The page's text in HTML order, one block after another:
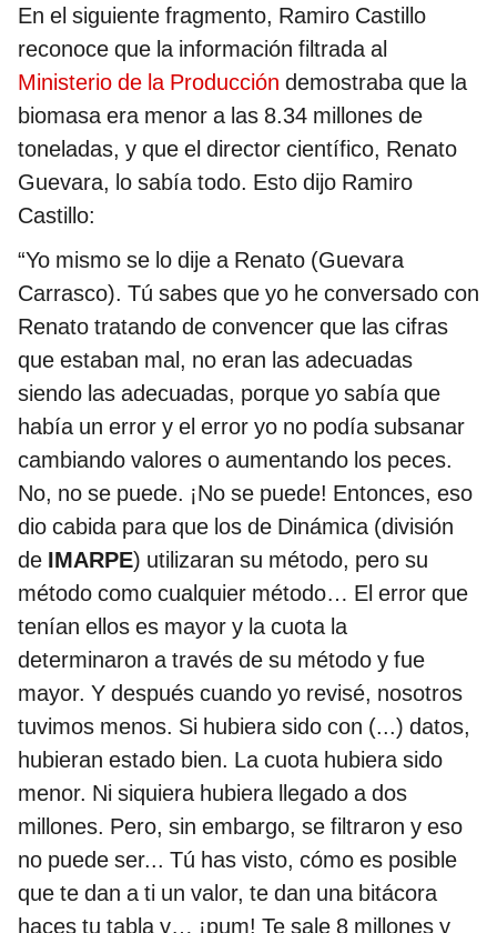
En el siguiente fragmento, Ramiro Castillo
reconoce que la información filtrada al
Ministerio de la Producción demostraba que la
biomasa era menor a las 8.34 millones de
toneladas, y que el director científico, Renato
Guevara, lo sabía todo. Esto dijo Ramiro
Castillo:
“Yo mismo se lo dije a Renato (Guevara
Carrasco). Tú sabes que yo he conversado con
Renato tratando de convencer que las cifras
que estaban mal, no eran las adecuadas
siendo las adecuadas, porque yo sabía que
había un error y el error yo no podía subsanar
cambiando valores o aumentando los peces.
No, no se puede. ¡No se puede! Entonces, eso
dio cabida para que los de Dinámica (división
de IMARPE) utilizaran su método, pero su
método como cualquier método… El error que
tenían ellos es mayor y la cuota la
determinaron a través de su método y fue
mayor. Y después cuando yo revisé, nosotros
tuvimos menos. Si hubiera sido con (...) datos,
hubieran estado bien. La cuota hubiera sido
menor. Ni siquiera hubiera llegado a dos
millones. Pero, sin embargo, se filtraron y eso
no puede ser... Tú has visto, cómo es posible
que te dan a ti un valor, te dan una bitácora
haces tu tabla y… ¡pum! Te sale 8 millones y